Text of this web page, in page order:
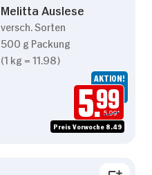
Melitta Auslese
versch. Sorten
500 g Packung
(1 kg = 11.98)
AKTION!
5.99
5.99*
Preis Vorwoche 8.49